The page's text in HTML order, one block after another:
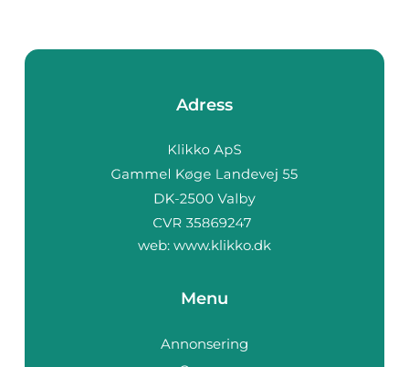
Adress
web: www.klikko.dk
Menu
Annonsering